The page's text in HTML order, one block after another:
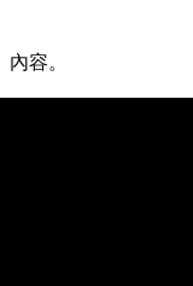
容。